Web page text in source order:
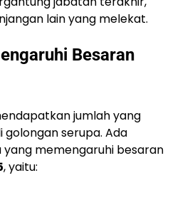
lain yang melekat.
Besaran
jumlah yang
golongan serupa. Ada
memengaruhi besaran
, yaitu: